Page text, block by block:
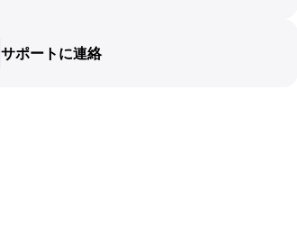
🍀無料機能
サポートに連絡